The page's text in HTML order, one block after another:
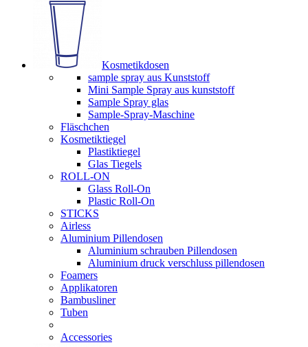
Kosmetikdosen
sample spray aus Kunststoff
Mini Sample Spray aus kunststoff
Sample Spray glas
Sample-Spray-Maschine
Fläschchen
Kosmetiktiegel
Plastiktiegel
Glas Tiegels
ROLL-ON
Glass Roll-On
Plastic Roll-On
STICKS
Airless
Aluminium Pillendosen
Aluminium schrauben Pillendosen
Aluminium druck verschluss pillendosen
Foamers
Applikatoren
Bambusliner
Tuben
Accessories